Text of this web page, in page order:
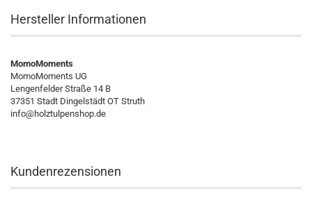
Hersteller Informationen
MomoMoments
MomoMoments UG
Lengenfelder Straße 14 B
37351 Stadt Dingelstädt OT Struth
info@holztulpenshop.de
Kundenrezensionen